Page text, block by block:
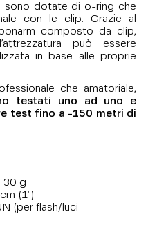
sono dotate di o-ring che
con le clip. Grazie al
composto da clip,
può essere
in base alle proprie
che amatoriale,
testati uno ad uno e
test fino a -150 metri di
30 g
(1")
(per flash/luci